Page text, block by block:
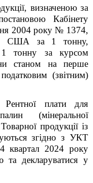
визначеною за
Кабінету
2004 року № 1374,
США за 1 тонну,
1 тонну за курсом
станом на перше
(звітним)
Рентної плати для
(мінеральної
продукції із
згідно з УКТ
2024 року
та декларуватися у